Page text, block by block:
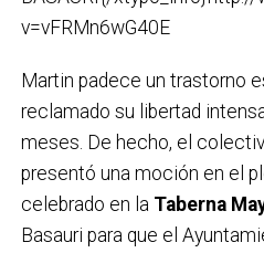
v=vFRMn6wG40E
Martin padece un trastorno
reclamado su libertad
meses. De hecho, el
presentó una moción en el
celebrado en la Taberna
Basauri para que el